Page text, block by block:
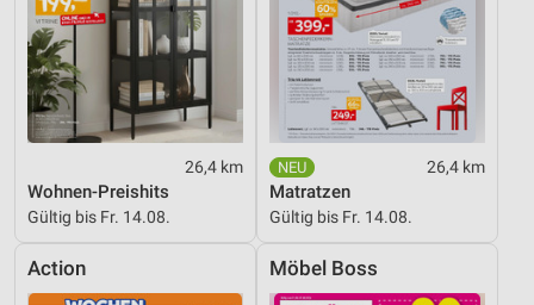
26,4 km
Wohnen-Preishits
Gültig bis Fr. 14.08.
26,4 km
Matratzen
Gültig bis Fr. 14.08.
Action Möbel Boss